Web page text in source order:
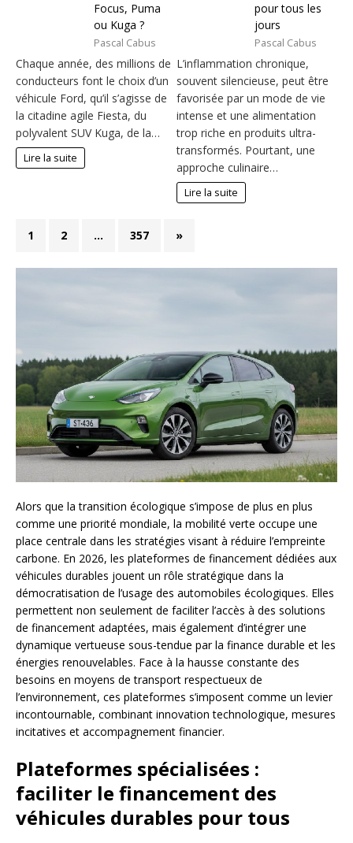
Focus, Puma
ou Kuga ?
Pascal Cabus
Chaque année, des millions de
conducteurs font le choix d’un
véhicule Ford, qu’il s’agisse de
la citadine agile Fiesta, du
polyvalent SUV Kuga, de la…
Lire la suite
pour tous les
jours
Pascal Cabus
L’inflammation chronique,
souvent silencieuse, peut être
favorisée par un mode de vie
intense et une alimentation
trop riche en produits ultra-
transformés. Pourtant, une
approche culinaire…
Lire la suite
1 2 … 357 »
Alors que la transition écologique s’impose de plus en plus
comme une priorité mondiale, la mobilité verte occupe une
place centrale dans les stratégies visant à réduire l’empreinte
carbone. En 2026, les plateformes de financement dédiées aux
véhicules durables jouent un rôle stratégique dans la
démocratisation de l’usage des automobiles écologiques. Elles
permettent non seulement de faciliter l’accès à des solutions
de financement adaptées, mais également d’intégrer une
dynamique vertueuse sous-tendue par la finance durable et les
énergies renouvelables. Face à la hausse constante des
besoins en moyens de transport respectueux de
l’environnement, ces plateformes s’imposent comme un levier
incontournable, combinant innovation technologique, mesures
incitatives et accompagnement financier.
Plateformes spécialisées :
faciliter le financement des
véhicules durables pour tous